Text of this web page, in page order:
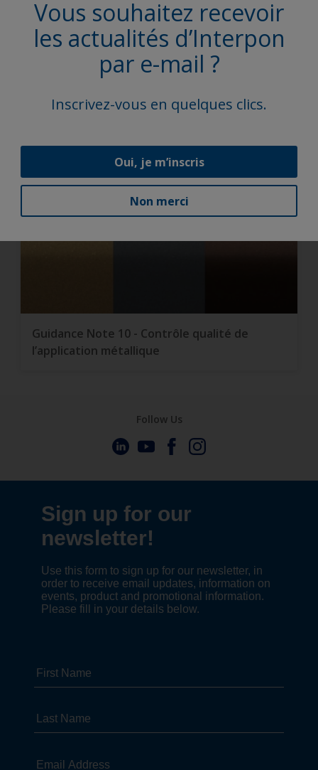
Découvrez les couleurs tendances
tous les produits et sélectionner vos propres filtres à
appliquer, cliquez ici.
Guidance Note 10 - Contrôle qualité de
l’application métallique
Vous souhaitez recevoir
les actualités d’Interpon
par e-mail ?
Inscrivez-vous en quelques clics.
Oui, je m’inscris
Non merci
Follow Us